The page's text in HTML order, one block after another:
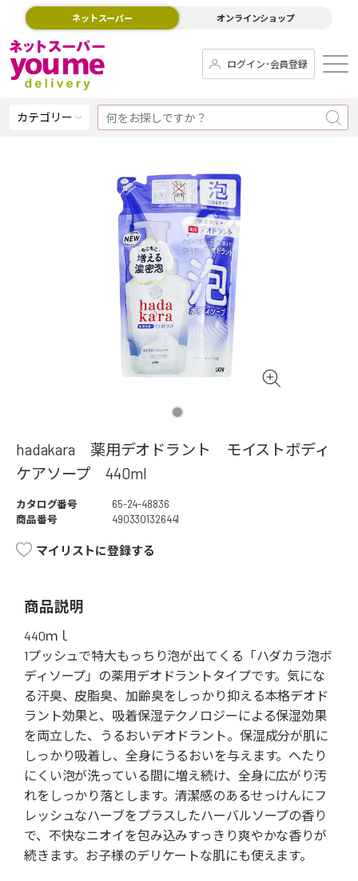
ネットスーパー オンラインショップ
ログイン･会員登録
カテゴリー
hadakara 薬用デオドラント モイストボディ
ケアソープ 440ml
カタログ番号
65-24-48836
商品番号
4903301326441
マイリストに登録する
商品説明
440ｍｌ
1プッシュで特大もっちり泡が出てくる「ハダカラ泡ボ
ディソープ」の薬用デオドラントタイプです。気にな
る汗臭、皮脂臭、加齢臭をしっかり抑える本格デオド
ラント効果と、吸着保湿テクノロジーによる保湿効果
を両立した、うるおいデオドラント。保湿成分が肌に
しっかり吸着し、全身にうるおいを与えます。へたり
にくい泡が洗っている間に増え続け、全身に広がり汚
れをしっかり落とします。清潔感のあるせっけんにフ
レッシュなハーブをプラスしたハーバルソープの香り
で、不快なニオイを包み込みすっきり爽やかな香りが
続きます。お子様のデリケートな肌にも使えます。